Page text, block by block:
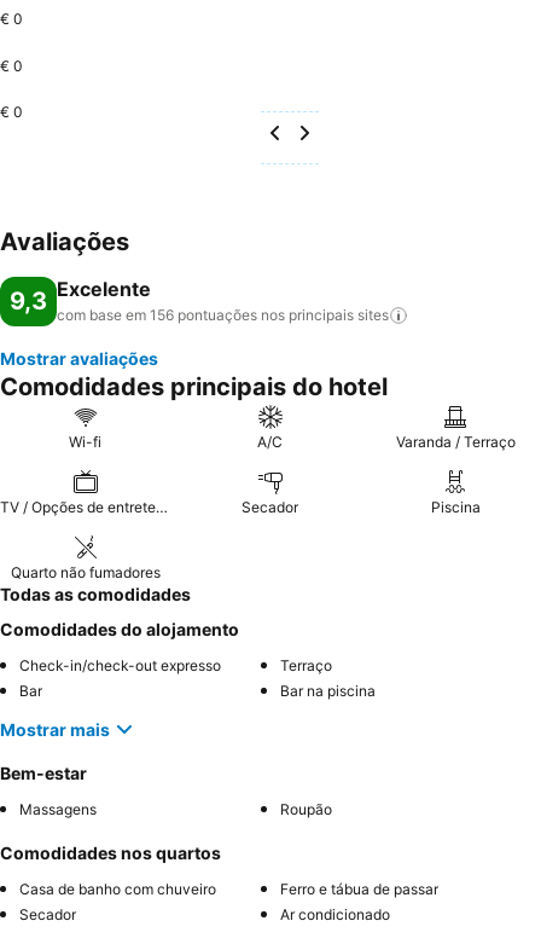
€ 0
€ 0
€ 0
Avaliações
9,3 Excelente
com base em 156 pontuações nos principais sites
Mostrar avaliações
Comodidades principais do hotel
Wi-fi A/C Varanda / Terraço
TV / Opções de entretenimento Secador Piscina
Quarto não fumadores
Todas as comodidades
Comodidades do alojamento
Check-in/check-out expresso
Terraço
Bar
Bar na piscina
Mostrar mais
Bem-estar
Massagens Roupão
Comodidades nos quartos
Casa de banho com chuveiro
Ferro e tábua de passar
Secador
Ar condicionado